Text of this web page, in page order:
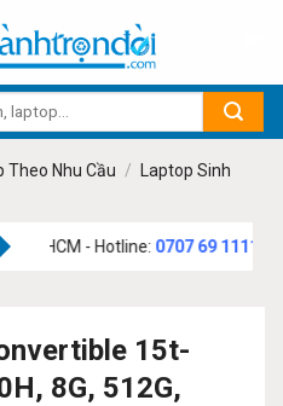
Theo Nhu Cầu /
Laptop Sinh
- Hotline:0707 69 1111
15t-
8G, 512G,